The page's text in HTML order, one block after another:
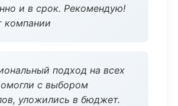
и в срок. Рекомендую!
компании
подход на всех
с выбором
уложились в бюджет.